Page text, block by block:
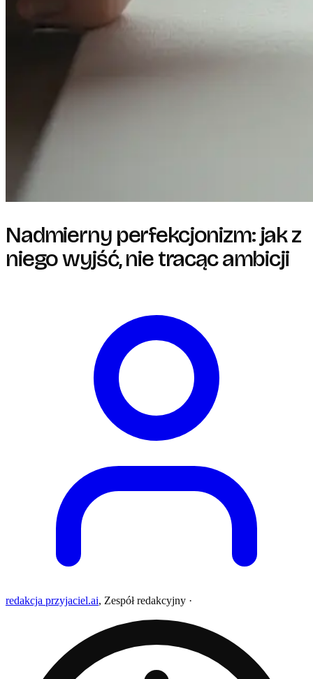
Nadmierny perfekcjonizm: jak z
niego wyjść, nie tracąc ambicji
redakcja przyjaciel.ai, Zespół redakcyjny ·